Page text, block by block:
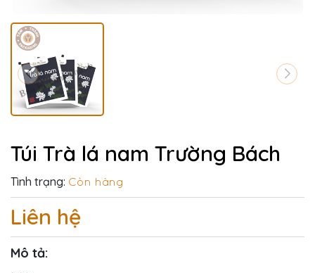
Túi Trà lá nam Trường Bách
Tình trạng: Còn hàng
Liên hệ
Mô tả: